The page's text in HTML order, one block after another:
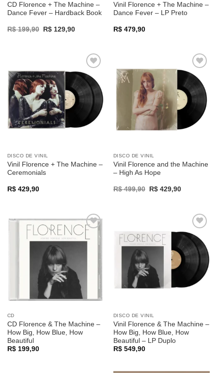
CD Florence + The Machine –
Dance Fever – Hardback Book
R$199,90
Original
R$129,90Current
Vinil Florence + The Machine –
Dance Fever – LP Preto
R$479,90
Adicionar
a lista de
desejos
DISCO DE VINIL
Vinil Florence + The Machine –
Ceremonials
R$429,90
Adicionar
a lista de
desejos
DISCO DE VINIL
Vinil Florence and the Machine
– High As Hope
R$499,90
Original
R$429,90Current
Adicionar
a lista de
CD
CD Florence & The Machine –
How Big, How Blue, How
Beautiful
R$199,90
Adicionar
a lista de
desejos
DISCO DE VINIL
Vinil Florence & The Machine –
How Big, How Blue, How
Beautiful – LP Duplo
R$549,90